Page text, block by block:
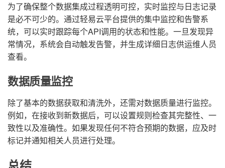
为了确保整个数据集成过程透明可控，实时监控与日志记录
是必不可少的。通过轻易云平台提供的集中监控和告警系
统，可以实时跟踪每个API调用的状态和性能。一旦发现异
常情况，系统会自动触发告警，并生成详细日志供运维人员
查看。
数据质量监控
除了基本的数据获取和清洗外，还需对数据质量进行监控。
例如，在接收到新数据后，可以设置规则检查其完整性、一
致性以及准确性。如果发现任何不符合预期的数据，应及时
标记并通知相关人员进行处理。